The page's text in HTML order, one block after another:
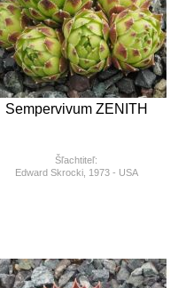
Sempervivum ZENITH
Šľachtiteľ:
Edward Skrocki, 1973 - USA